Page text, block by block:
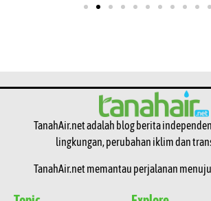
TanahAir.net adalah blog berita
lingkungan, perubahan iklim dan
TanahAir.net memantau perjalanan